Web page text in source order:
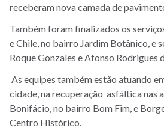
receberam nova camada de
Também foram finalizados os
e Chile, no bairro Jardim Botânico, e
Roque Gonzales e Afonso Rodrigues
As equipes também estão atuando
cidade, na recuperação asfáltica nas
Bonifácio, no bairro Bom Fim, e
Centro Histórico.